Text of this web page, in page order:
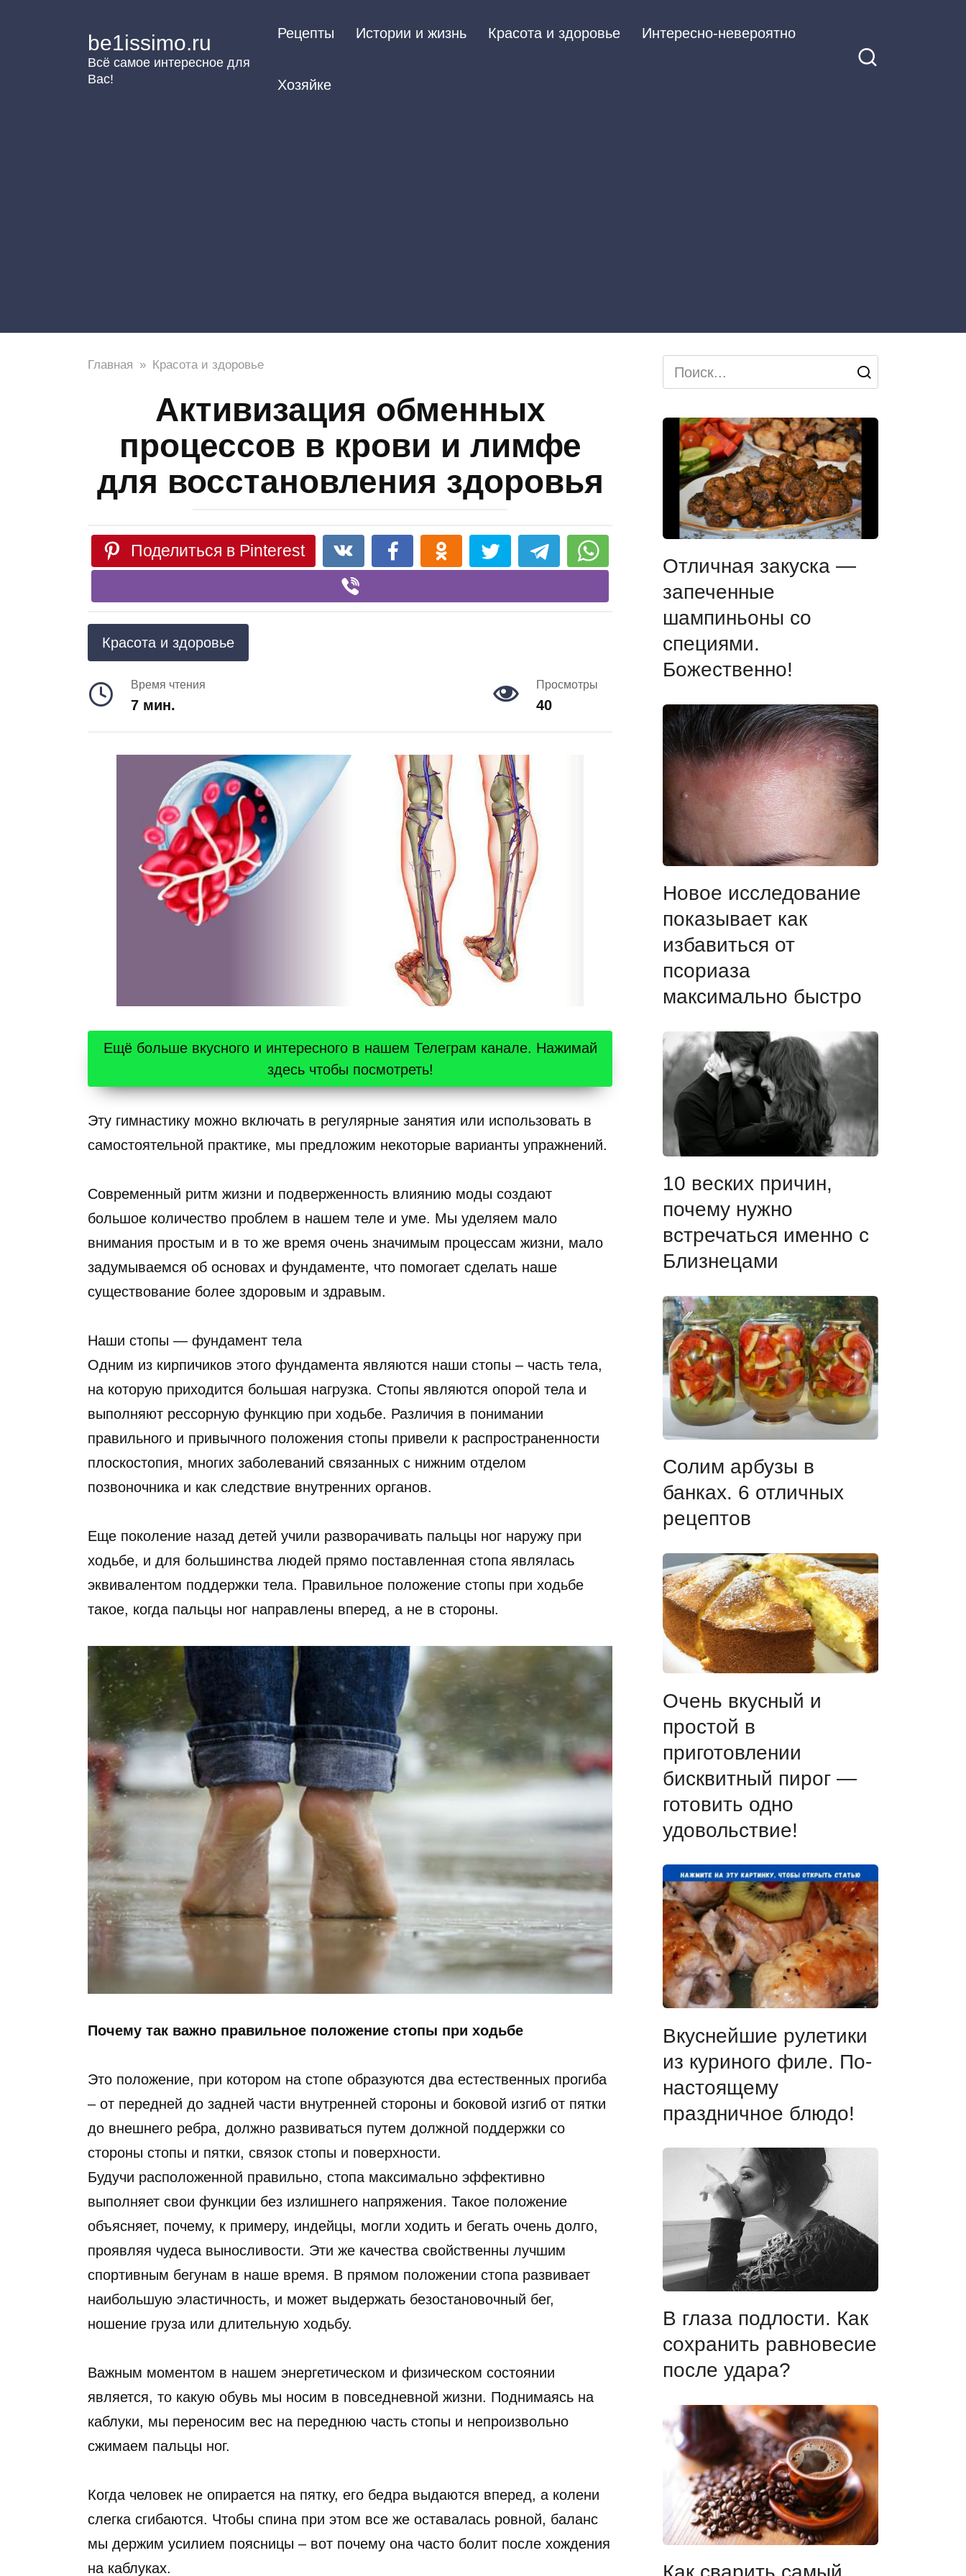
be1issimo.ru
Всё самое интересное для
Вас!
Рецепты Истории и жизнь Красота и здоровье Интересно-невероятно
Хозяйке
Главная » Красота и здоровье
Активизация обменных
процессов в крови и лимфе
для восстановления здоровья
Поделиться в Pinterest
Красота и здоровье
Время чтения
7 мин.
Просмотры
40
Ещё больше вкусного и интересного в нашем Телеграм канале. Нажимай
здесь чтобы посмотреть!
Эту гимнастику можно включать в регулярные занятия или использовать в
самостоятельной практике, мы предложим некоторые варианты упражнений.
Современный ритм жизни и подверженность влиянию моды создают
большое количество проблем в нашем теле и уме. Мы уделяем мало
внимания простым и в то же время очень значимым процессам жизни, мало
задумываемся об основах и фундаменте, что помогает сделать наше
существование более здоровым и здравым.
Наши стопы — фундамент тела
Одним из кирпичиков этого фундамента являются наши стопы – часть тела,
на которую приходится большая нагрузка. Стопы являются опорой тела и
выполняют рессорную функцию при ходьбе. Различия в понимании
правильного и привычного положения стопы привели к распространенности
плоскостопия, многих заболеваний связанных с нижним отделом
позвоночника и как следствие внутренних органов.
Еще поколение назад детей учили разворачивать пальцы ног наружу при
ходьбе, и для большинства людей прямо поставленная стопа являлась
эквивалентом поддержки тела. Правильное положение стопы при ходьбе
такое, когда пальцы ног направлены вперед, а не в стороны.
Почему так важно правильное положение стопы при ходьбе
Это положение, при котором на стопе образуются два естественных прогиба
– от передней до задней части внутренней стороны и боковой изгиб от пятки
до внешнего ребра, должно развиваться путем должной поддержки со
стороны стопы и пятки, связок стопы и поверхности.
Будучи расположенной правильно, стопа максимально эффективно
выполняет свои функции без излишнего напряжения. Такое положение
объясняет, почему, к примеру, индейцы, могли ходить и бегать очень долго,
проявляя чудеса выносливости. Эти же качества свойственны лучшим
спортивным бегунам в наше время. В прямом положении стопа развивает
наибольшую эластичность, и может выдержать безостановочный бег,
ношение груза или длительную ходьбу.
Важным моментом в нашем энергетическом и физическом состоянии
является, то какую обувь мы носим в повседневной жизни. Поднимаясь на
каблуки, мы переносим вес на перед­нюю часть стопы и непроизвольно
сжимаем пальцы ног.
Когда человек не опирается на пятку, его бедра выдаются вперед, а колени
слегка сгибаются. Чтобы спина при этом все же оставалась ровной, баланс
мы держим усилием поясницы – вот почему она часто болит после хождения
на каблуках.
Search
for:
Отличная закуска —
запеченные
шампиньоны со
специями.
Божественно!
Новое исследование
показывает как
избавиться от
псориаза
максимально быстро
10 веских причин,
почему нужно
встречаться именно с
Близнецами
Солим арбузы в
банках. 6 отличных
рецептов
Очень вкусный и
простой в
приготовлении
бисквитный пирог —
готовить одно
удовольствие!
Вкуснейшие рулетики
из куриного филе. По-
настоящему
праздничное блюдо!
В глаза подлости. Как
сохранить равновесие
после удара?